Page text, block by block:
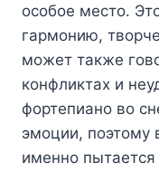
особое место.
гармонию,
может также
конфликтах и
фортепиано во
эмоции, поэтому
именно